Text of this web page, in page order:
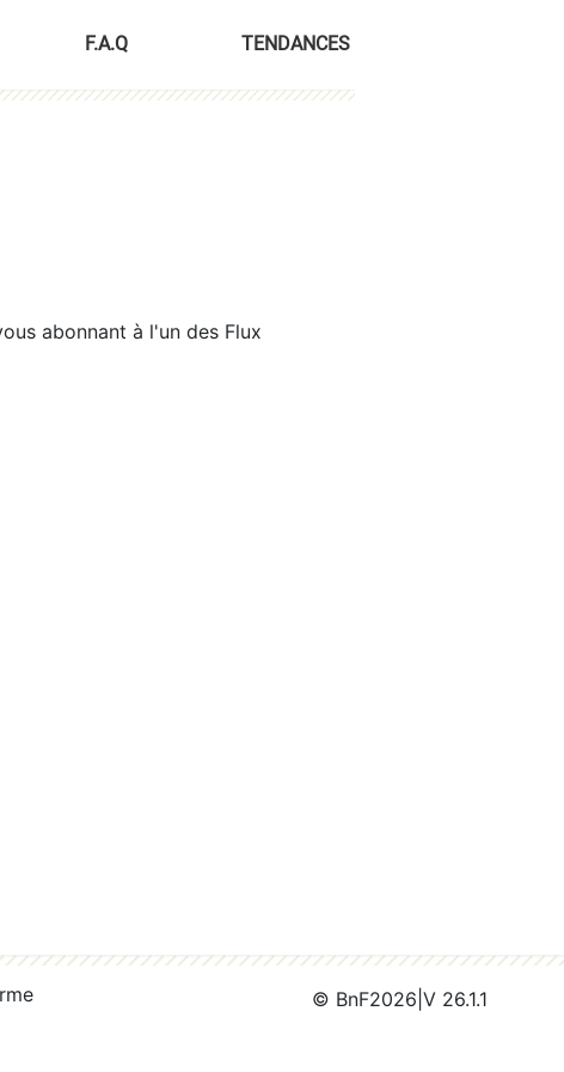
F.A.Q TENDANCES
abonnant à l'un des Flux
© BnF2026 V 26.1.1